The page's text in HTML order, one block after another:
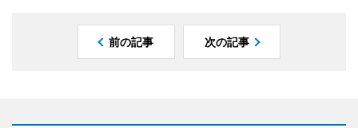
前の記事 次の記事